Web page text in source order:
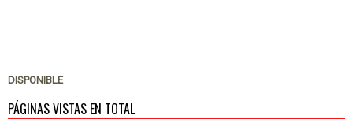
DISPONIBLE
PÁGINAS VISTAS EN TOTAL